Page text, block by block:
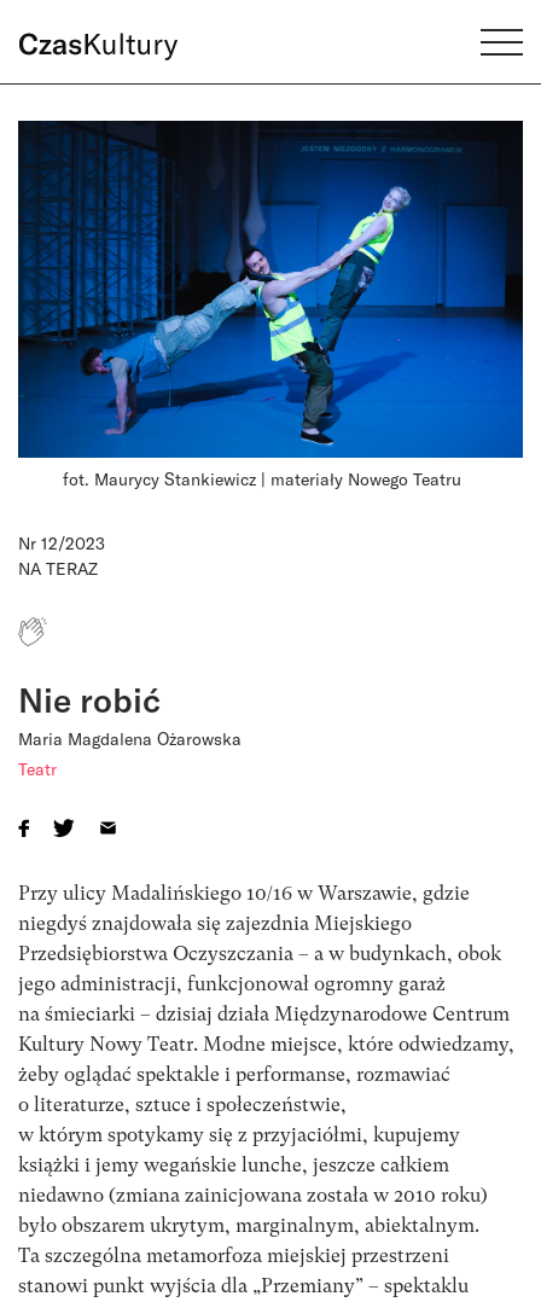
Nr 12/2023
NA TERAZ
Nie robić
Maria Magdalena Ożarowska
Teatr
Przy ulicy Madalińskiego 10/16 w Warszawie, gdzie
niegdyś znajdowała się zajezdnia Miejskiego
Przedsiębiorstwa Oczyszczania – a w budynkach, obok
jego administracji, funkcjonował ogromny garaż
na śmieciarki – dzisiaj działa Międzynarodowe Centrum
Kultury Nowy Teatr. Modne miejsce, które odwiedzamy,
żeby oglądać spektakle i performanse, rozmawiać
o literaturze, sztuce i społeczeństwie,
w którym spotykamy się z przyjaciółmi, kupujemy
książki i jemy wegańskie lunche, jeszcze całkiem
niedawno (zmiana zainicjowana została w 2010 roku)
było obszarem ukrytym, marginalnym, abiektalnym.
Ta szczególna metamorfoza miejskiej przestrzeni
stanowi punkt wyjścia dla „Przemiany” – spektaklu
fot. Maurycy Stankiewicz | materiały Nowego Teatru